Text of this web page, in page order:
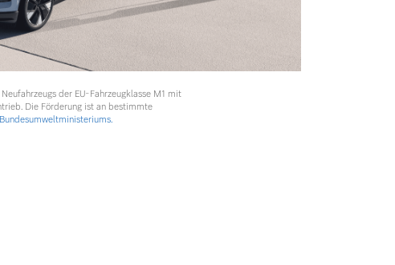
der EU-Fahrzeugklasse M1 mit
Die Förderung ist an bestimmte
Bundesumweltministeriums.